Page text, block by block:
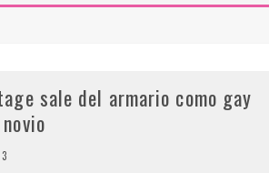
sale del armario como gay